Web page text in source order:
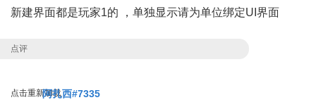
新建界面都是玩家1的 ，单独显示请为单位绑定UI界面
点评
点击重新加载阿扎西#7335